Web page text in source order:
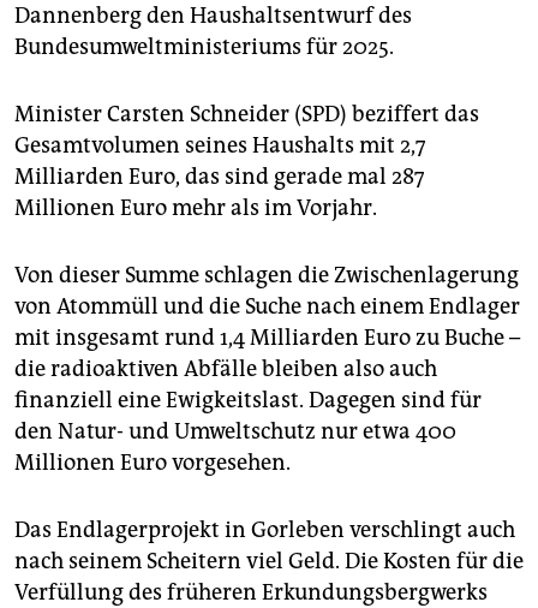
Dannenberg den Haushaltsentwurf des
Bundesumweltministeriums für 2025.
Minister Carsten Schneider (SPD) beziffert das
Gesamtvolumen seines Haushalts mit 2,7
Milliarden Euro, das sind gerade mal 287
Millionen Euro mehr als im Vorjahr.
Von dieser Summe schlagen die Zwischenlagerung
von Atommüll und die Suche nach einem Endlager
mit insgesamt rund 1,4 Milliarden Euro zu Buche –
die radioaktiven Abfälle bleiben also auch
finanziell eine Ewigkeitslast. Dagegen sind für
den Natur- und Umweltschutz nur etwa 400
Millionen Euro vorgesehen.
Das Endlagerprojekt in Gorleben verschlingt auch
nach seinem Scheitern viel Geld. Die Kosten für die
Verfüllung des früheren Erkundungsbergwerks